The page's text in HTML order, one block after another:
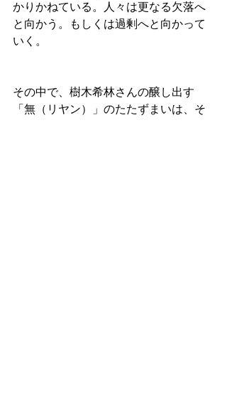
かりかねている。人々は更なる欠落へ
と向かう。もしくは過剰へと向かって
いく。
その中で、樹木希林さんの醸し出す
「無（リヤン）」のたたずまいは、そ